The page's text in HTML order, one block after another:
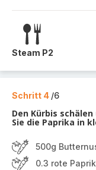
Steam P2
Schritt 4 /6
Den Kürbis
Sie die Paprika in
500g
0.3 rote